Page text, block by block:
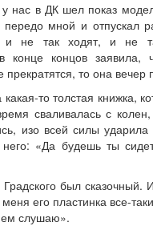
у нас в ДК шел показ
мной и отпускал
не так ходят, и не
концов заявила,
то она вечер
то толстая книжка,
сваливалась с
изо всей силы ударила
него: «Да будешь ты
был сказочный.
его пластинка все-
слушаю».